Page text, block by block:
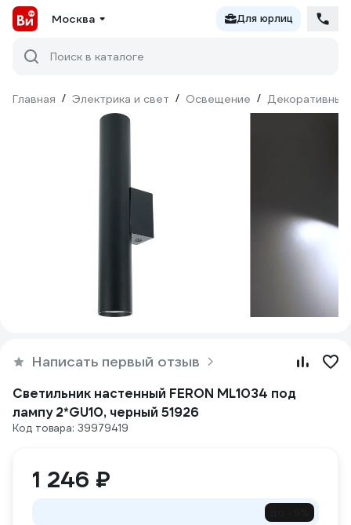
Москва Для юрлиц
Поиск в каталоге
Главная / Электрика и свет / Освещение / Декоративный
Написать первый отзыв
Светильник настенный FERON ML1034 под
лампу 2*GU10, черный 51926
Код товара: 39979419
1 246 ₽